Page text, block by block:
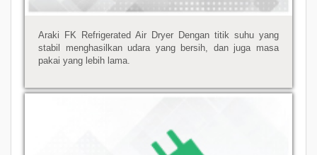
Araki FK Refrigerated Air Dryer Dengan titik suhu yang
stabil menghasilkan udara yang bersih, dan juga masa
pakai yang lebih lama.